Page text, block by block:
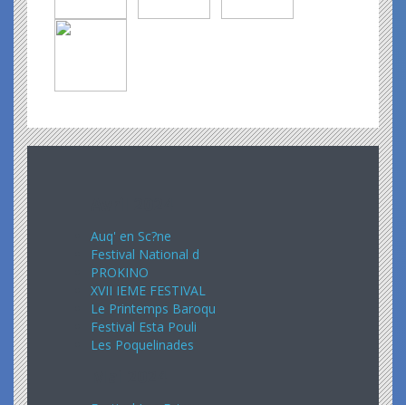
Auq' en Sc?ne
Festival National d
PROKINO
XVII IEME FESTIVAL
Le Printemps Baroqu
Festival Esta Pouli
Les Poquelinades